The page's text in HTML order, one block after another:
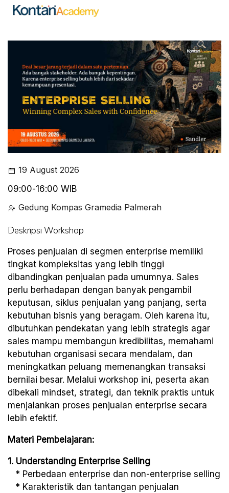
19 August 2026
09:00-16:00 WIB
Gedung Kompas Gramedia Palmerah
Deskripsi Workshop
Proses penjualan di segmen enterprise memiliki
tingkat kompleksitas yang lebih tinggi
dibandingkan penjualan pada umumnya. Sales
perlu berhadapan dengan banyak pengambil
keputusan, siklus penjualan yang panjang, serta
kebutuhan bisnis yang beragam. Oleh karena itu,
dibutuhkan pendekatan yang lebih strategis agar
sales mampu membangun kredibilitas, memahami
kebutuhan organisasi secara mendalam, dan
meningkatkan peluang memenangkan transaksi
bernilai besar. Melalui workshop ini, peserta akan
dibekali mindset, strategi, dan teknik praktis untuk
menjalankan proses penjualan enterprise secara
lebih efektif.
Materi Pembelajaran:
1. Understanding Enterprise Selling
* Perbedaan enterprise dan non-enterprise selling
* Karakteristik dan tantangan penjualan